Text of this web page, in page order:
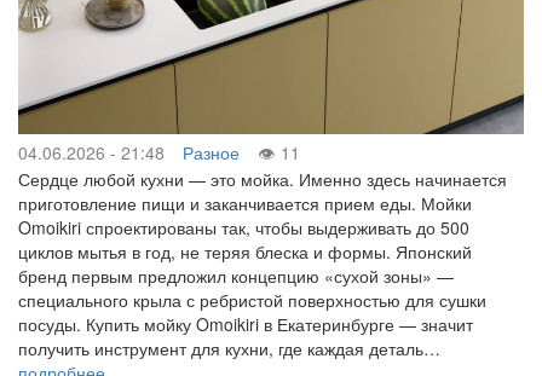
04.06.2026 - 21:48 Разное
11
Сердце любой кухни — это мойка. Именно здесь начинается
приготовление пищи и заканчивается прием еды. Мойки
Omoikiri спроектированы так, чтобы выдерживать до 500
циклов мытья в год, не теряя блеска и формы. Японский
бренд первым предложил концепцию «сухой зоны» —
специального крыла с ребристой поверхностью для сушки
посуды. Купить мойку Omoikiri в Екатеринбурге — значит
получить инструмент для кухни, где каждая деталь…